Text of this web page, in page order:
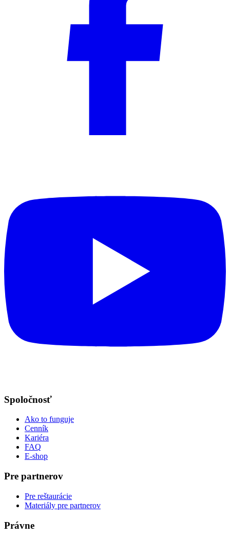
Spoločnosť
Ako to funguje
Cenník
Kariéra
FAQ
E-shop
Pre partnerov
Pre reštaurácie
Materiály pre partnerov
Právne